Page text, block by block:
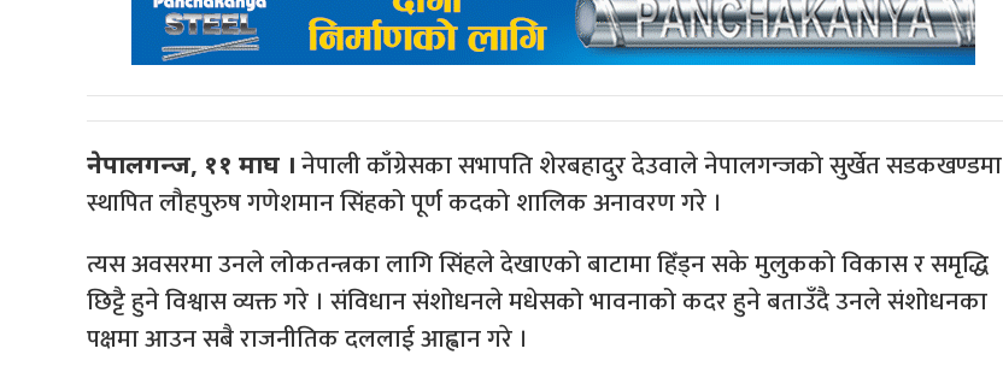
नेपालगन्ज, ११ माघ । नेपाली काँग्रेसका सभापति शेरबहादुर देउवाले नेपालगन्जको सुर्खेत सडकखण्डमा
स्थापित लौहपुरुष गणेशमान सिंहको पूर्ण कदको शालिक अनावरण गरे ।
त्यस अवसरमा उनले लोकतन्त्रका लागि सिंहले देखाएको बाटामा हिँड्न सके मुलुकको विकास र समृद्धि
छिट्टै हुने विश्वास व्यक्त गरे । संविधान संशोधनले मधेसको भावनाको कदर हुने बताउँदै उनले संशोधनका
पक्षमा आउन सबै राजनीतिक दललाई आह्वान गरे ।